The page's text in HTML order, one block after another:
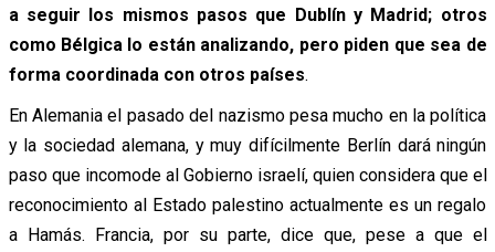
a seguir los mismos pasos que Dublín y Madrid; otros
como Bélgica lo están analizando, pero piden que sea de
forma coordinada con otros países.
En Alemania el pasado del nazismo pesa mucho en la política
y la sociedad alemana, y muy difícilmente Berlín dará ningún
paso que incomode al Gobierno israelí, quien considera que el
reconocimiento al Estado palestino actualmente es un regalo
a Hamás. Francia, por su parte, dice que, pese a que el